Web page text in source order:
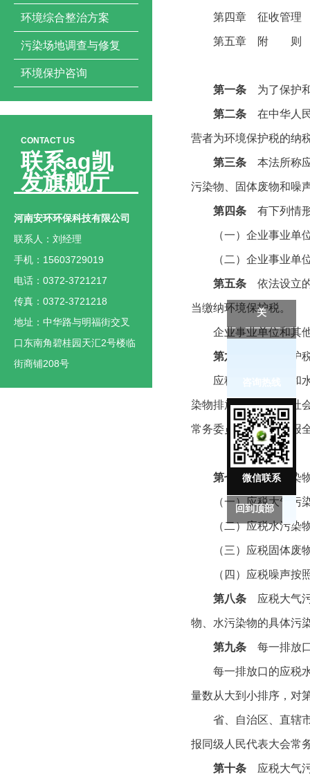
环境综合整治方案
污染场地调查与修复
环境保护咨询
CONTACT US
联系ag凯
发旗舰厅
河南安环环保科技有限公司
联系人：刘经理
手机：15603729019
电话：0372-3721217
传真：0372-3721218
地址：中华路与明福街交叉
口东南角碧桂园天汇2号楼临
街商铺208号
第四章 征收管理
第五章 附 则
第一条 为了保护
第二条 在中华人
营者为环境保护税的纳
第三条 本法所称
污染物、固体废物和噪
第四条 有下列情
（一）企业事业单位
（二）企业事业单位
第五条 依法设立
当缴纳环境保护税。
企业事业单位和其他
第六条 环境保护
应税大气污染物和水
染物排放现状和经济社
常务委员会决定，并报
第七条应税污染物
（一）应税大气污染
（二）应税水污染物
（三）应税固体废物
（四）应税噪声按照
第八条 应税大气
物、水污染物的具体污
第九条 每一排放
每一排放口的应税水
量数从大到小排序，对
省、自治区、直辖市
报同级人民代表大会常
第十条 应税大气
关
微信联系
回到顶部